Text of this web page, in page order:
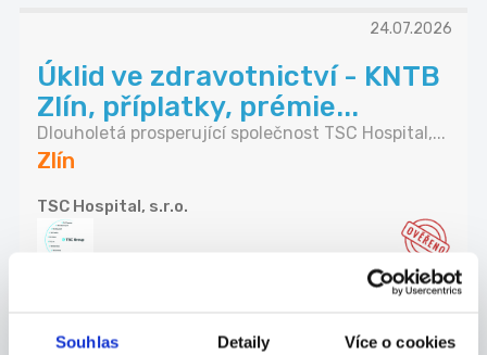
Souhlas Detaily Více o cookies
24.07.2026
Úklid ve zdravotnictví - KNTB
Zlín, příplatky, prémie...
Dlouholetá prosperující společnost TSC Hospital,...
Zlín
TSC Hospital, s.r.o.